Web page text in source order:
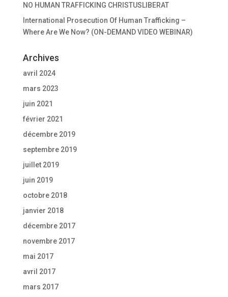
NO HUMAN TRAFFICKING CHRISTUSLIBERAT
International Prosecution Of Human Trafficking –
Where Are We Now? (ON-DEMAND VIDEO WEBINAR)
Archives
avril 2024
mars 2023
juin 2021
février 2021
décembre 2019
septembre 2019
juillet 2019
juin 2019
octobre 2018
janvier 2018
décembre 2017
novembre 2017
mai 2017
avril 2017
mars 2017